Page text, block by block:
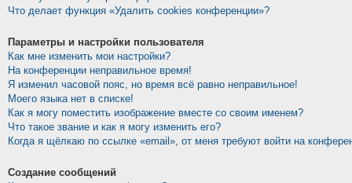
Что делает функция «Удалить cookies конференции»?
Параметры и настройки пользователя
Как мне изменить мои настройки?
На конференции неправильное время!
Я изменил часовой пояс, но время всё равно неправильное!
Моего языка нет в списке!
Как я могу поместить изображение вместе со своим именем?
Что такое звание и как я могу изменить его?
Когда я щёлкаю по ссылке «email», от меня требуют войти на
Создание сообщений